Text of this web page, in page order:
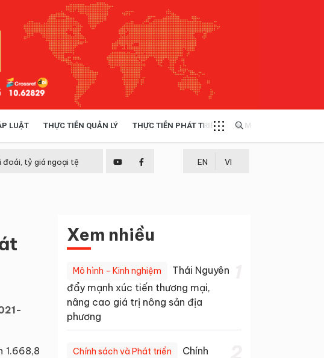
LUẬT THỰC TIỄN QUẢN LÝ THỰC TIỄN PHÁT TRIỂN MULTIMEDIA
đoái, tỷ giá ngoại tệ EN VI
1.668,8
Xem nhiều
Mô hình - Kinh nghiệm
Thái Nguyên
đẩy mạnh xúc tiến thương mại,
nâng cao giá trị nông sản địa
phương
Chính sách và Phát triển
Chính